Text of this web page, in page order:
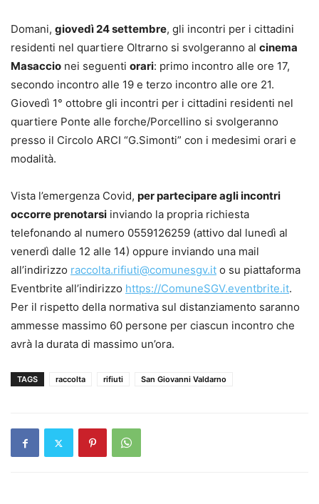
Domani, giovedì 24 settembre, gli incontri per i cittadini
residenti nel quartiere Oltrarno si svolgeranno al cinema
Masaccio nei seguenti orari: primo incontro alle ore 17,
secondo incontro alle 19 e terzo incontro alle ore 21.
Giovedì 1° ottobre gli incontri per i cittadini residenti nel
quartiere Ponte alle forche/Porcellino si svolgeranno
presso il Circolo ARCI “G.Simonti” con i medesimi orari e
modalità.
Vista l’emergenza Covid, per partecipare agli incontri
occorre prenotarsi inviando la propria richiesta
telefonando al numero 0559126259 (attivo dal lunedì al
venerdì dalle 12 alle 14) oppure inviando una mail
all’indirizzo raccolta.rifiuti@comunesgv.it o su piattaforma
Eventbrite all’indirizzo https://ComuneSGV.eventbrite.it.
Per il rispetto della normativa sul distanziamento saranno
ammesse massimo 60 persone per ciascun incontro che
avrà la durata di massimo un’ora.
TAGS raccolta rifiuti San Giovanni Valdarno